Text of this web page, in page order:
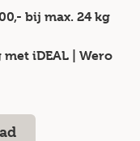
bij max. 24 kg
met iDEAL | Wero